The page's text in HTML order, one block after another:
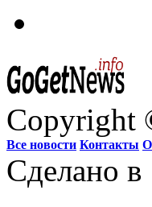
Copyright
Все новости Контакты
Сделано в